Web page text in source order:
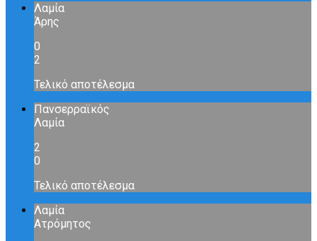
Λαμία
Άρης
0
2
Τελικό αποτέλεσμα
Πανσερραϊκός
Λαμία
2
0
Τελικό αποτέλεσμα
Λαμία
Ατρόμητος